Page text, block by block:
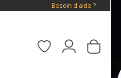
Besoin d'aide ?